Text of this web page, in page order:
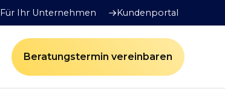
Für Ihr Unternehmen Kundenportal
Beratungstermin vereinbaren